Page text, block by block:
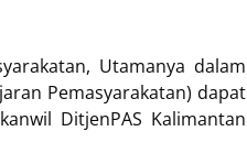
Utamanya dalam
Pemasyarakatan) dapat
DitjenPAS Kalimantan